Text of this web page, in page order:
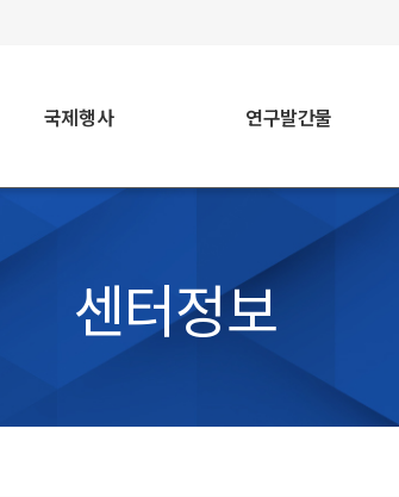
국제행사 연구발간물
센터정보